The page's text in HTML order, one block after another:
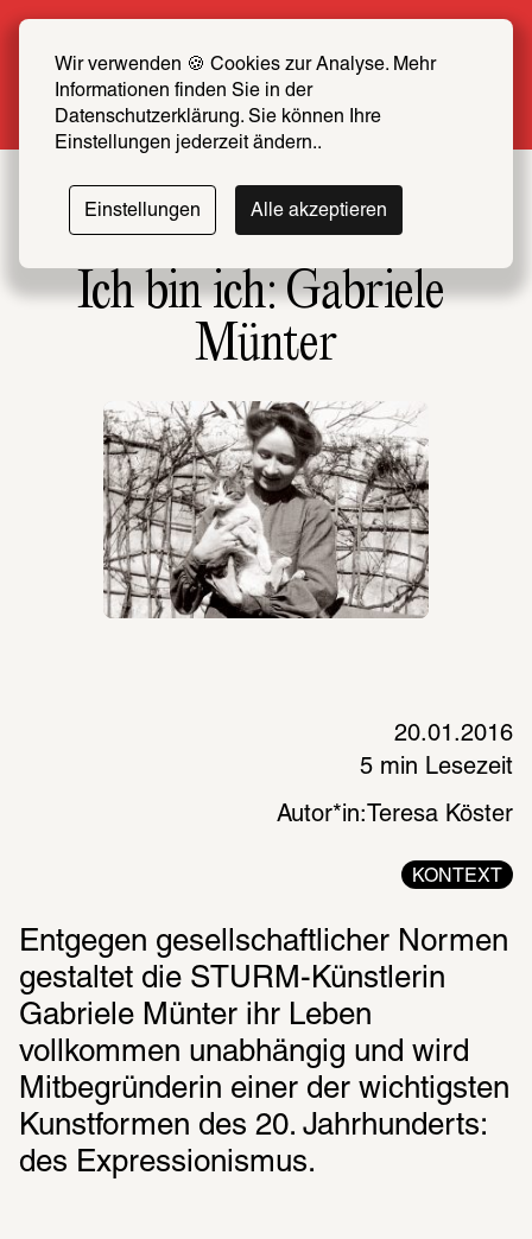
Wir verwenden 🍪 Cookies zur Analyse. Mehr
Informationen finden Sie in der
Datenschutzerklärung. Sie können Ihre
Einstellungen jederzeit ändern..
Einstellungen Alle akzeptieren
SCHIRN FREUND*IN werden
Mehr erfahren
Ich bin ich: Gabriele
Münter
20.01.2016
5 min Lesezeit
Autor*in: Teresa Köster
KONTEXT
Entgegen gesellschaftlicher Normen
gestaltet die STURM-Künstlerin
Gabriele Münter ihr Leben
vollkommen unabhängig und wird
Mitbegründerin einer der wichtigsten
Kunstformen des 20. Jahrhunderts:
des Expressionismus.